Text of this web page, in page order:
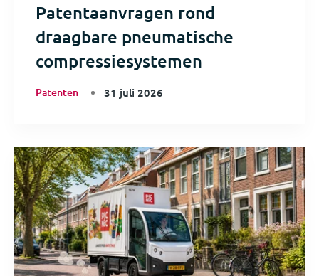
Patentaanvragen rond
draagbare pneumatische
compressiesystemen
Patenten 31 juli 2026